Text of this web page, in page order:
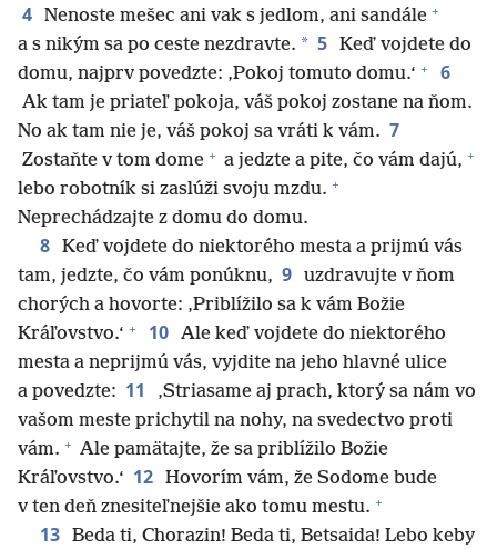
4 Nenoste mešec ani vak s jedlom, ani sandále +
a s nikým sa po ceste nezdravte. * 5 Keď vojdete do
domu, najprv povedzte: ‚Pokoj tomuto domu.‘ + 6
Ak tam je priateľ pokoja, váš pokoj zostane na ňom.
No ak tam nie je, váš pokoj sa vráti k vám. 7
Zostaňte v tom dome + a jedzte a pite, čo vám dajú, +
lebo robotník si zaslúži svoju mzdu. +
Neprechádzajte z domu do domu.
8 Keď vojdete do niektorého mesta a prijmú vás
tam, jedzte, čo vám ponúknu, 9 uzdravujte v ňom
chorých a hovorte: ‚Priblížilo sa k vám Božie
Kráľovstvo.‘ + 10 Ale keď vojdete do niektorého
mesta a neprijmú vás, vyjdite na jeho hlavné ulice
a povedzte: 11
‚Striasame aj prach, ktorý sa nám vo
vašom meste prichytil na nohy, na svedectvo proti
vám. + Ale pamätajte, že sa priblížilo Božie
Kráľovstvo.‘ 12 Hovorím vám, že Sodome bude
v ten deň znesiteľnejšie ako tomu mestu. +
13 Beda ti, Chorazin! Beda ti, Betsaida! Lebo keby